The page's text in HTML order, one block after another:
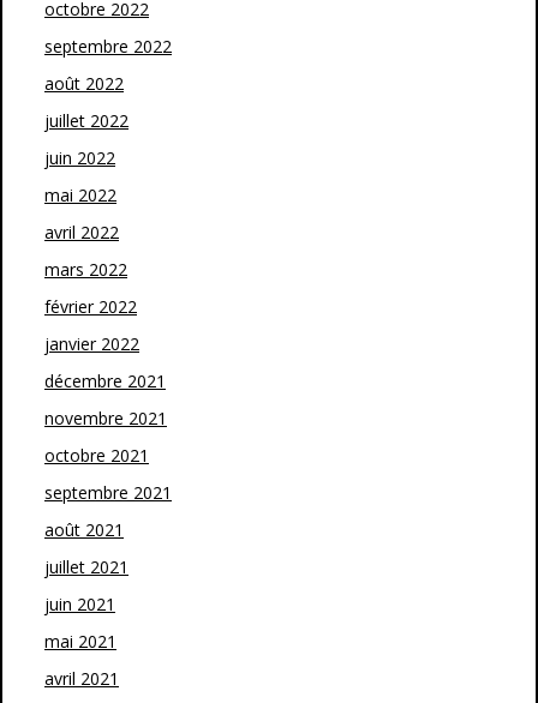
octobre 2022
septembre 2022
août 2022
juillet 2022
juin 2022
mai 2022
avril 2022
mars 2022
février 2022
janvier 2022
décembre 2021
novembre 2021
octobre 2021
septembre 2021
août 2021
juillet 2021
juin 2021
mai 2021
avril 2021